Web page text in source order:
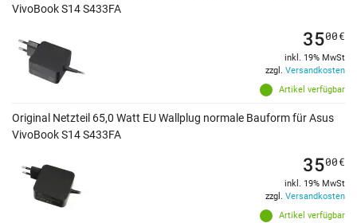
VivoBook S14 S433FA
Artikel verfügbar
3500€
inkl. 19% MwSt
zzgl. Versandkosten
Original Netzteil 65,0 Watt EU Wallplug normale Bauform für Asus
VivoBook S14 S433FA
Artikel verfügbar
3500€
inkl. 19% MwSt
zzgl. Versandkosten